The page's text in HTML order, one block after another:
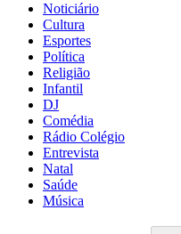
Noticiário
Cultura
Esportes
Política
Religião
Infantil
DJ
Comédia
Rádio Colégio
Entrevista
Natal
Saúde
Música